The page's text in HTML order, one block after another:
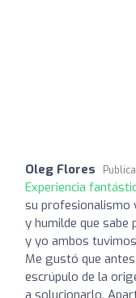
Oleg Flores
Experiencia
su profesionalismo
y humilde que
y yo ambos
Me gustó que
escrúpulo de la
a solucionarlo.